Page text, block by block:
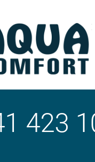
423